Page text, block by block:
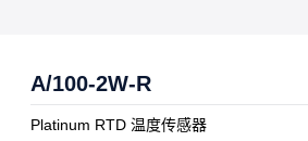
A/100-2W-R
Platinum RTD 温度传感器